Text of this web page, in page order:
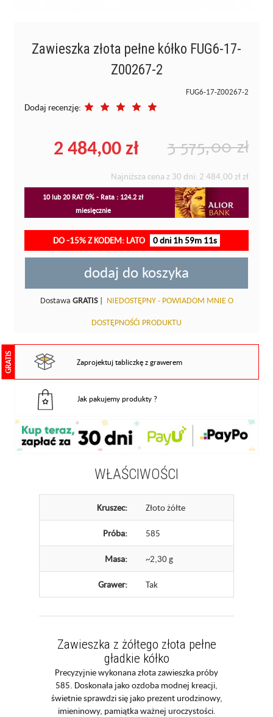
Zawieszka złota pełne kółko FUG6-17-
Z00267-2
FUG6-17-Z00267-2
Dodaj recenzję:
3 575,00 zł
2 484,00 zł
Najniższa cena z 30 dni: 2 484,00 zł zł
10 lub 20 RAT 0% - Rata : 124.2 zł
miesięcznie
DO -15% Z KODEM: LATO 0 dni 1h 59m 11s
dodaj do koszyka
Dostawa GRATIS| NIEDOSTĘPNY - POWIADOM MNIE O
DOSTĘPNOŚĆI PRODUKTU
GRATIS Zaprojektuj tabliczkę z grawerem
Jak pakujemy produkty ?
WŁAŚCIWOŚCI
Kruszec: Złoto żółte
Próba: 585
Masa: ~2,30 g
Grawer: Tak
Zawieszka z żółtego złota pełne
gładkie kółko
Precyzyjnie wykonana złota zawieszka próby
585. Doskonała jako ozdoba modnej kreacji,
świetnie sprawdzi się jako prezent urodzinowy,
imieninowy, pamiątka ważnej uroczystości.